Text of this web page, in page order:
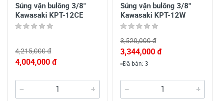
Súng vặn bulông 3/8"
Kawasaki KPT-12CE
4,215,000 đ
4,004,000 đ
Súng vặn bulông 3/8"
Kawasaki KPT-12W
3,520,000 đ
3,344,000 đ
Đã bán: 3